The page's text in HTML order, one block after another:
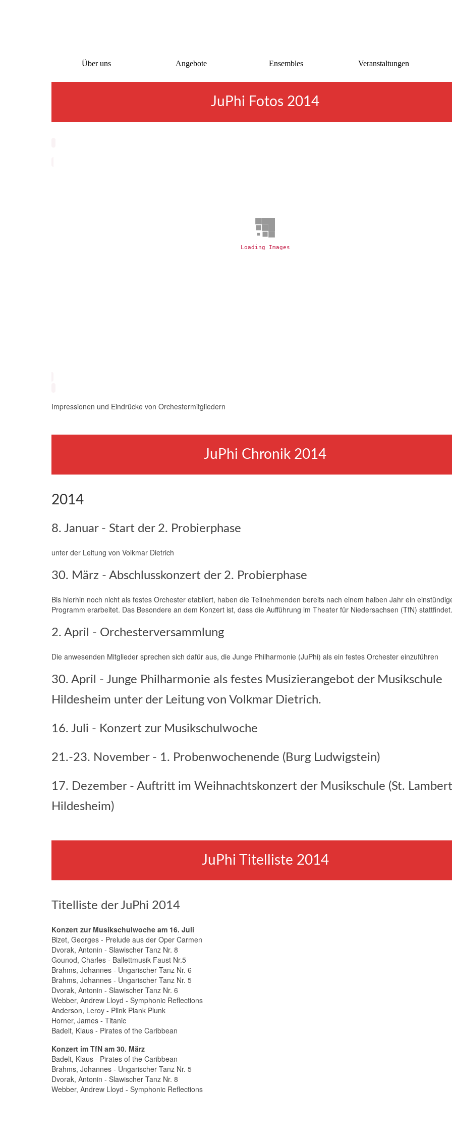
Über uns Angebote Ensembles Veranstaltungen
JuPhi Fotos 2014
Loading Images
Impressionen und Eindrücke von Orchestermitgliedern
JuPhi Chronik 2014
2014
8. Januar - Start der 2. Probierphase
unter der Leitung von Volkmar Dietrich
30. März - Abschlusskonzert der 2. Probierphase
Bis hierhin noch nicht als festes Orchester etabliert, haben die Teilnehmenden bereits nach einem halben Jahr ein
Programm erarbeitet. Das Besondere an dem Konzert ist, dass die Aufführung im Theater für Niedersachsen (TfN) stattfindet.
2. April - Orchesterversammlung
Die anwesenden Mitglieder sprechen sich dafür aus, die Junge Philharmonie (JuPhi) als ein festes Orchester einzuführen
30. April - Junge Philharmonie als festes Musizierangebot der Musikschule
Hildesheim unter der Leitung von Volkmar Dietrich.
16. Juli - Konzert zur Musikschulwoche
21.-23. November - 1. Probenwochenende (Burg Ludwigstein)
17. Dezember - Auftritt im Weihnachtskonzert der Musikschule (St.
Hildesheim)
JuPhi Titelliste 2014
Titelliste der JuPhi 2014
Konzert zur Musikschulwoche am 16. Juli
Bizet, Georges - Prelude aus der Oper Carmen
Dvorak, Antonin - Slawischer Tanz Nr. 8
Gounod, Charles - Ballettmusik Faust Nr.5
Brahms, Johannes - Ungarischer Tanz Nr. 6
Brahms, Johannes - Ungarischer Tanz Nr. 5
Dvorak, Antonin - Slawischer Tanz Nr. 6
Webber, Andrew Lloyd - Symphonic Reflections
Anderson, Leroy - Plink Plank Plunk
Horner, James - Titanic
Badelt, Klaus - Pirates of the Caribbean
Konzert im TfN am 30. März
Badelt, Klaus - Pirates of the Caribbean
Brahms, Johannes - Ungarischer Tanz Nr. 5
Dvorak, Antonin - Slawischer Tanz Nr. 8
Webber, Andrew Lloyd - Symphonic Reflections